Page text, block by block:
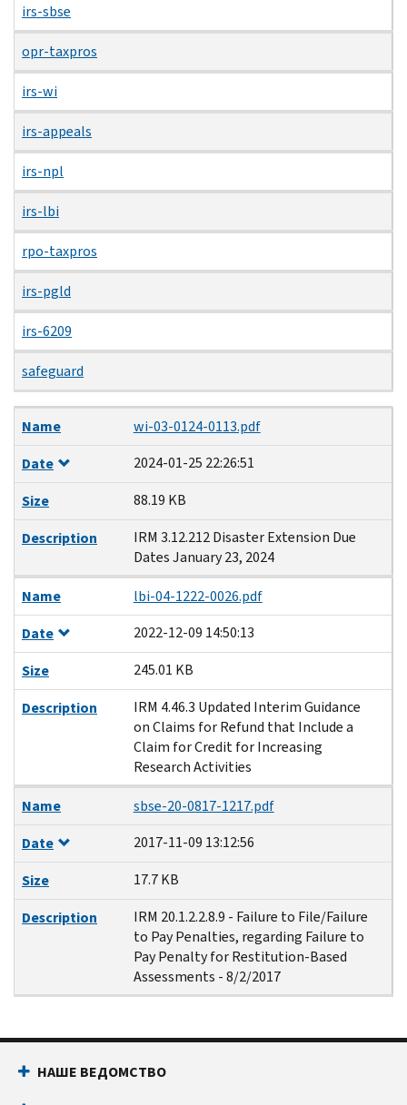
irs-sbse
opr-taxpros
irs-wi
irs-appeals
irs-npl
irs-lbi
rpo-taxpros
irs-pgld
irs-6209
safeguard
Name
Date
Size
Description
Name
wi-03-0124-0113.pdf
Date
2024-01-25 22:26:51
Size
88.19 KB
Description
IRM 3.12.212 Disaster Extension Due
Dates January 23, 2024
Name
lbi-04-1222-0026.pdf
Date
2022-12-09 14:50:13
Size
245.01 KB
Description
IRM 4.46.3 Updated Interim Guidance
on Claims for Refund that Include a
Claim for Credit for Increasing
Research Activities
Name
sbse-20-0817-1217.pdf
Date
2017-11-09 13:12:56
Size
17.7 KB
Description
IRM 20.1.2.2.8.9 - Failure to File/Failure
to Pay Penalties, regarding Failure to
Pay Penalty for Restitution-Based
Assessments - 8/2/2017
НАШЕ ВЕДОМСТВО